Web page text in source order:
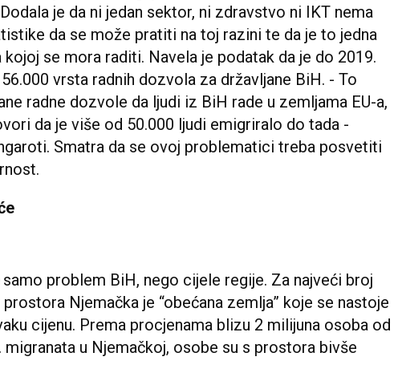
je da ni jedan sektor, ni zdravstvo ni IKT nema
da se može pratiti na toj razini te da je to jedna
kojoj se mora raditi. Navela je podatak da je do 2019.
vrsta radnih dozvola za državljane BiH. - To
radne dozvole da ljudi iz BiH rade u zemljama EU-a,
da je više od 50.000 ljudi emigriralo do tada -
Smatra da se ovoj problematici treba posvetiti
samo problem BiH, nego cijele regije. Za najveći broj
Njemačka je “obećana zemlja” koje se nastoje
cijenu. Prema procjenama blizu 2 milijuna osoba od
migranata u Njemačkoj, osobe su s prostora bivše